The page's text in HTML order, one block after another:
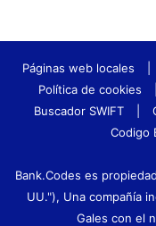
Páginas web locales
Política de cookies
Buscador SWIFT
Codigo
Bank.Codes es
UU."), Una compañía
Gales con el